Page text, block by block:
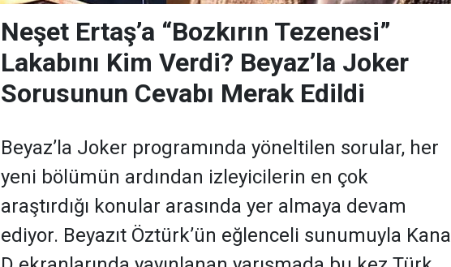
Neşet Ertaş’a “Bozkırın Tezenesi”
Lakabını Kim Verdi? Beyaz’la Joker
Sorusunun Cevabı Merak Edildi
Beyaz’la Joker programında yöneltilen sorular, her
yeni bölümün ardından izleyicilerin en çok
araştırdığı konular arasında yer almaya devam
ediyor. Beyazıt Öztürk’ün eğlenceli sunumuyla Kanal